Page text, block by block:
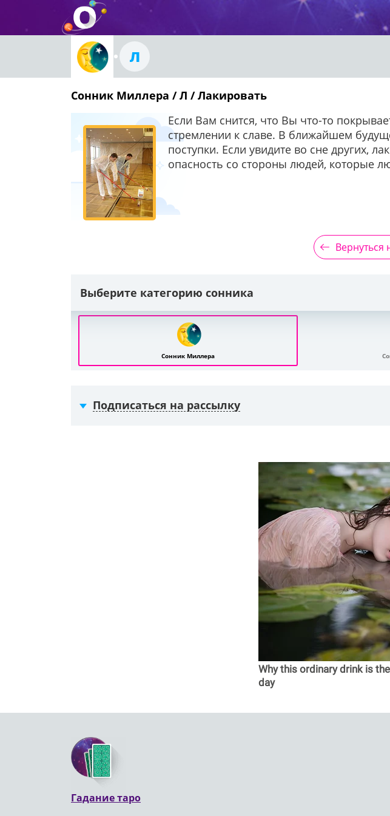
Л
Сонник Миллера / Л / Лакировать
Если Вам снится, что Вы что-то
стремлении к славе. В ближайшем
поступки. Если увидите во сне других,
опасность со стороны людей, которые
Вернуться
Выберите категорию сонника
Сонник Миллера
Подписаться на рассылку
Why this ordinary drink is
day
Гадание таро